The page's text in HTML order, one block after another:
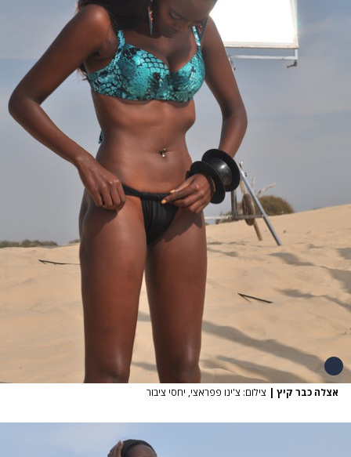
אצלה כבר קיץ | צילום: צ'ינו פפראצי, יחסי ציבור